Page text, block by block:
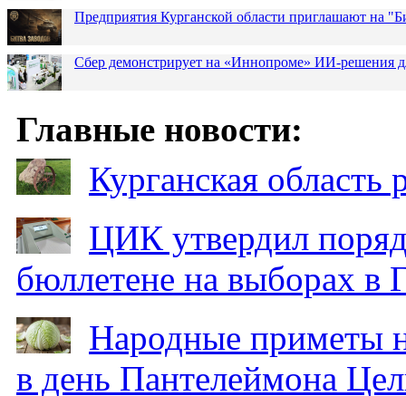
Предприятия Курганской области приглашают на
Сбер демонстрирует на «Иннопроме» ИИ-решения
Главные новости:
Курганская
ЦИК утвердил
бюллетене на выборах в
Народные приметы
в день Пантелеймона